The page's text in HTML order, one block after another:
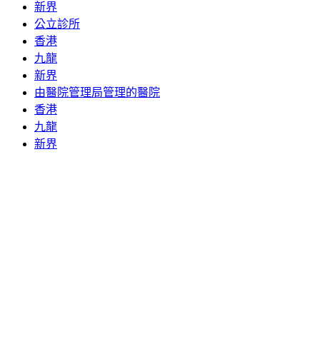
新界
公立診所
香港
九龍
新界
由醫院管理局管理的醫院
香港
九龍
新界